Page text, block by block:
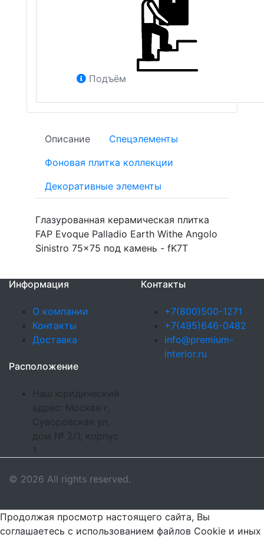
Подъём
Описание
Спецэлементы
Фоновая плитка коллекции
Декоративные элементы
Глазурованная керамическая плитка
FAP Evoque Palladio Earth Withe Angolo
Sinistro 75x75 под камень - fK7T
Информация
О компании
Контакты
Доставка
Контакты
+7(800)500-1271
+7(495)646-0482
info@premium-
interior.ru
Расположение
Наш юридический
адрес: Москва г,
Суворовская ул,
дом № 2/1, корпус
© 2026 All rights reserved.
Продолжая просмотр настоящего сайта, Вы
соглашаетесь с использованием файлов Cookie и иных